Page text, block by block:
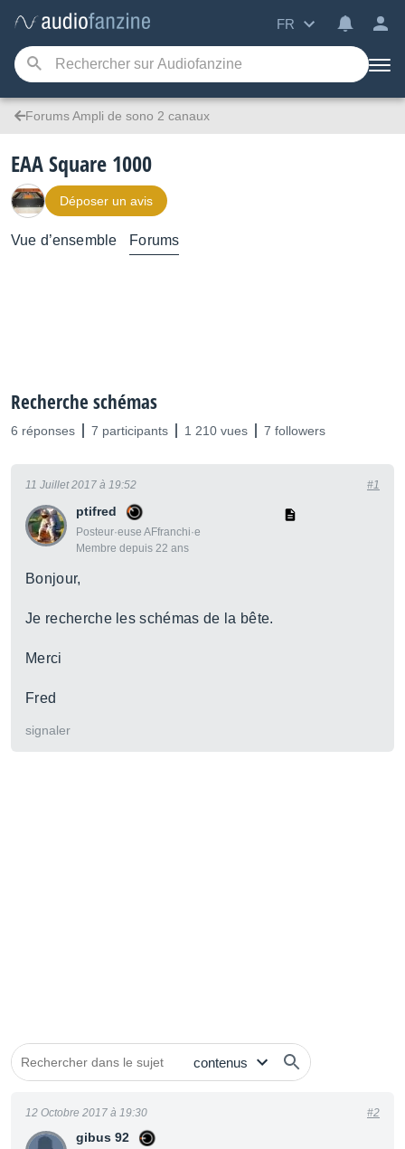
FR
Forums Ampli de sono 2 canaux
EAA Square 1000
Déposer un avis
Vue d’ensemble Forums
Recherche schémas
6 réponses 7 participants 1 210 vues 7 followers
ptifred
Posteur·euse AFfranchi·e
Membre depuis 22 ans
11 Juillet 2017 à 19:52 #1
Bonjour,
Je recherche les schémas de la bête.
Merci
Fred
signaler
gibus 92
12 Octobre 2017 à 19:30 #2